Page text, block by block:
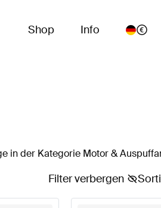
Shop Info
in der Kategorie Motor &
Filter verbergen